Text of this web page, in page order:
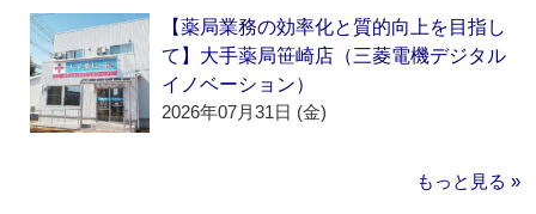
【薬局業務の効率化と質的向上を目指し
て】大手薬局笹崎店（三菱電機デジタル
イノベーション）
2026年07月31日 (金)
もっと見る »